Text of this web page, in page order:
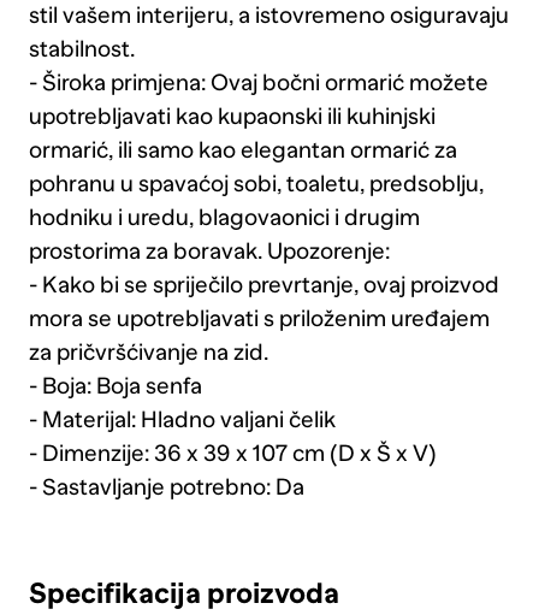
stil vašem interijeru, a istovremeno osiguravaju
stabilnost.
- Široka primjena: Ovaj bočni ormarić možete
upotrebljavati kao kupaonski ili kuhinjski
ormarić, ili samo kao elegantan ormarić za
pohranu u spavaćoj sobi, toaletu, predsoblju,
hodniku i uredu, blagovaonici i drugim
prostorima za boravak. Upozorenje:
- Kako bi se spriječilo prevrtanje, ovaj proizvod
mora se upotrebljavati s priloženim uređajem
za pričvršćivanje na zid.
- Boja: Boja senfa
- Materijal: Hladno valjani čelik
- Dimenzije: 36 x 39 x 107 cm (D x Š x V)
- Sastavljanje potrebno: Da
Specifikacija proizvoda